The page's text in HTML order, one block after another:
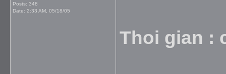
Posts: 348
Date: 2:33 AM, 05/18/05
Thoi gian :